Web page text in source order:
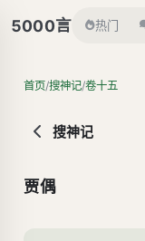
5000言 热门
首页/搜神记/卷十五
搜神记
贾偶